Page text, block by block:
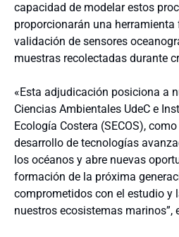
capacidad de modelar estos
proporcionarán una
validación de sensores
muestras recolectadas durante
«Esta adjudicación posiciona a
Ciencias Ambientales UdeC e
Ecología Costera (SECOS),
desarrollo de tecnologías
los océanos y abre nuevas
formación de la próxima
comprometidos con el estudio y
nuestros ecosistemas marinos”,